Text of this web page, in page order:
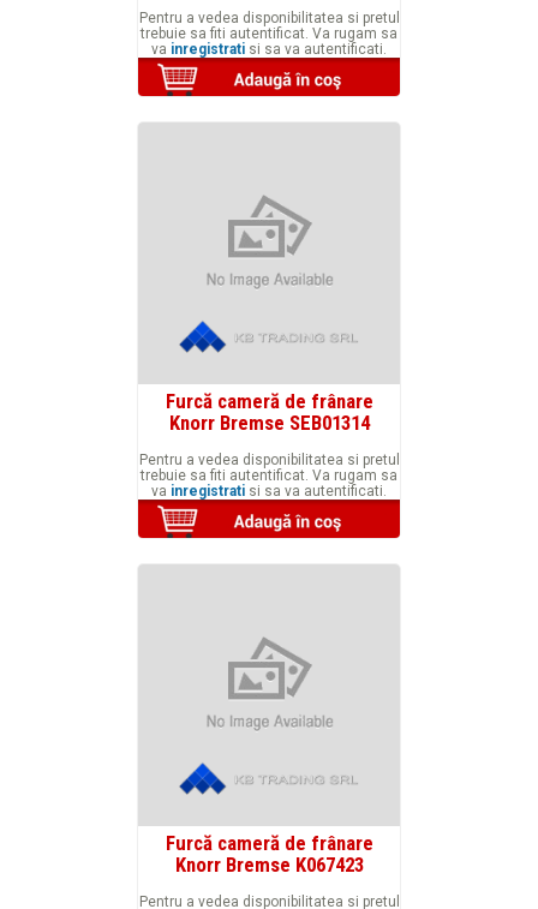
Pentru a vedea disponibilitatea si pretul
trebuie sa fiti autentificat. Va rugam sa
va inregistrati si sa va autentificati.
Furcă cameră de frânare
Knorr Bremse SEB01314
Pentru a vedea disponibilitatea si pretul
trebuie sa fiti autentificat. Va rugam sa
va inregistrati si sa va autentificati.
Furcă cameră de frânare
Knorr Bremse K067423
Pentru a vedea disponibilitatea si pretul